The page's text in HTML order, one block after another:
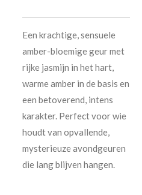
Een krachtige, sensuele
amber-bloemige geur met
rijke jasmijn in het hart,
warme amber in de basis en
een betoverend, intens
karakter. Perfect voor wie
houdt van opvallende,
mysterieuze avondgeuren
die lang blijven hangen.